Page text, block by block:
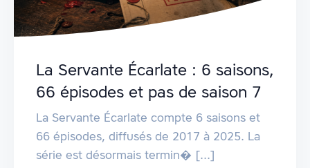
La Servante Écarlate : 6 saisons,
66 épisodes et pas de saison 7
La Servante Écarlate compte 6 saisons et
66 épisodes, diffusés de 2017 à 2025. La
série est désormais termin� [...]